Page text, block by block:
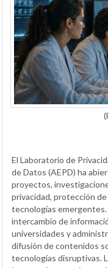
El Laboratorio de
de Datos (AEPD) ha
proyectos,
privacidad, protección
tecnologías
intercambio de
universidades y
difusión de contenidos
tecnologías disruptivas.